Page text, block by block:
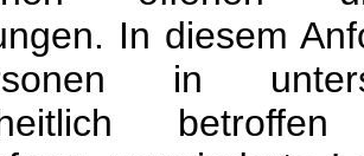
In diesem
in